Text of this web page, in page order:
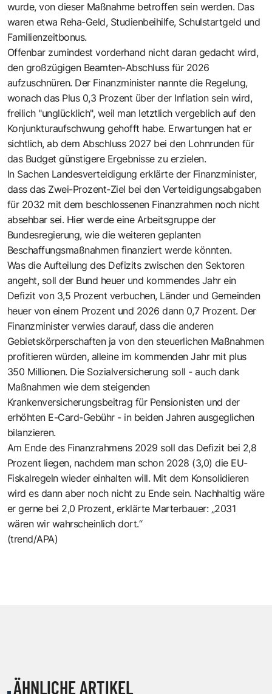
wurde, von dieser Maßnahme betroffen sein werden. Das
waren etwa Reha-Geld, Studienbeihilfe, Schulstartgeld und
Familienzeitbonus.
Offenbar zumindest vorderhand nicht daran gedacht wird,
den großzügigen Beamten-Abschluss für 2026
aufzuschnüren. Der Finanzminister nannte die Regelung,
wonach das Plus 0,3 Prozent über der Inflation sein wird,
freilich "unglücklich", weil man letztlich vergeblich auf den
Konjunkturaufschwung gehofft habe. Erwartungen hat er
sichtlich, ab dem Abschluss 2027 bei den Lohnrunden für
das Budget günstigere Ergebnisse zu erzielen.
In Sachen Landesverteidigung erklärte der Finanzminister,
dass das Zwei-Prozent-Ziel bei den Verteidigungsabgaben
für 2032 mit dem beschlossenen Finanzrahmen noch nicht
absehbar sei. Hier werde eine Arbeitsgruppe der
Bundesregierung, wie die weiteren geplanten
Beschaffungsmaßnahmen finanziert werde könnten.
Was die Aufteilung des Defizits zwischen den Sektoren
angeht, soll der Bund heuer und kommendes Jahr ein
Defizit von 3,5 Prozent verbuchen, Länder und Gemeinden
heuer von einem Prozent und 2026 dann 0,7 Prozent. Der
Finanzminister verwies darauf, dass die anderen
Gebietskörperschaften ja von den steuerlichen Maßnahmen
profitieren würden, alleine im kommenden Jahr mit plus
350 Millionen. Die Sozialversicherung soll - auch dank
Maßnahmen wie dem steigenden
Krankenversicherungsbeitrag für Pensionisten und der
erhöhten E-Card-Gebühr - in beiden Jahren ausgeglichen
bilanzieren.
Am Ende des Finanzrahmens 2029 soll das Defizit bei 2,8
Prozent liegen, nachdem man schon 2028 (3,0) die EU-
Fiskalregeln wieder einhalten will. Mit dem Konsolidieren
wird es dann aber noch nicht zu Ende sein. Nachhaltig wäre
er gerne bei 2,0 Prozent, erklärte Marterbauer: „2031
wären wir wahrscheinlich dort.“
(trend/APA)
ÄHNLICHE ARTIKEL